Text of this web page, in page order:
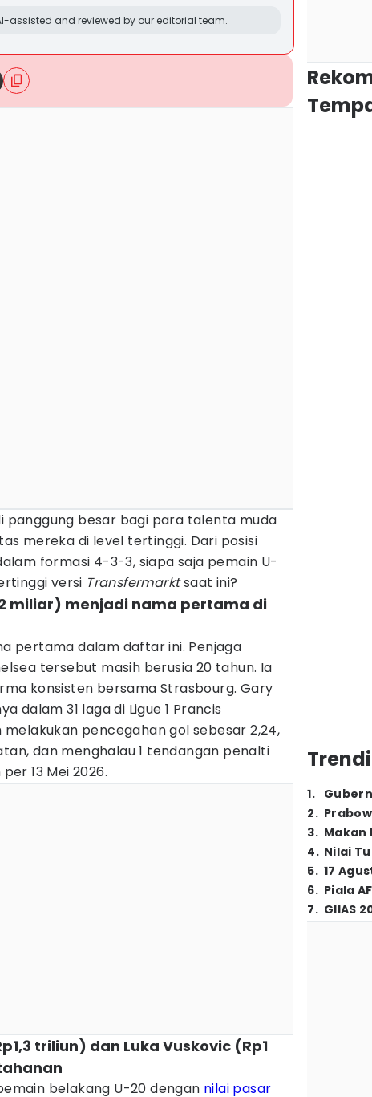
assisted and reviewed by our editorial team.
panggung besar bagi para talenta muda
mereka di level tertinggi. Dari posisi
formasi 4-3-3, siapa saja pemain U-
versi Transfermarktsaat ini?
miliar) menjadi nama pertama di
pertama dalam daftar ini. Penjaga
tersebut masih berusia 20 tahun. Ia
konsisten bersama Strasbourg. Gary
dalam 31 laga di Ligue 1 Prancis
pencegahan gol sebesar 2,24,
dan menghalau 1 tendangan penalti
13 Mei 2026.
triliun) dan Luka Vuskovic (Rp1
belakang U-20 dengan nilai pasar
1.
2.
3. Makan
4. Nilai
5. 17
6. Piala
7. GIIAS